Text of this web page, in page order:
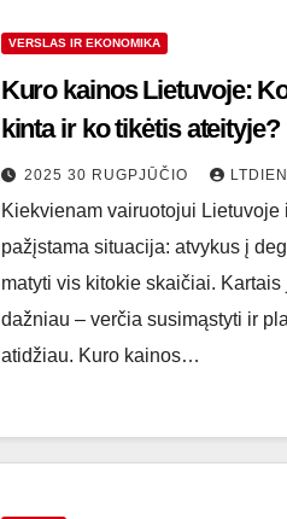
VERSLAS IR EKONOMIKA
Kuro kainos Lietuvoje:
kinta ir ko tikėtis ateityje?
2025 30 RUGPJŪČIO
Kiekvienam vairuotojui Lietuvoje
pažįstama situacija: atvykus į
matyti vis kitokie skaičiai.
dažniau – verčia susimąstyti ir
atidžiau. Kuro kainos…